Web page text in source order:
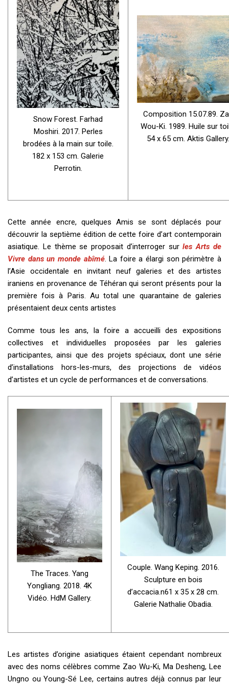
Snow Forest. Farhad
Moshiri. 2017. Perles
brodées à la main sur toile.
182 x 153 cm. Galerie
Perrotin.
Composition 15.07.89.
Wou-Ki. 1989. Huile sur
54 x 65 cm. Aktis Gallery.
Cette année encre, quelques Amis se sont déplacés pour
découvrir la septième édition de cette foire d’art contemporain
asiatique. Le thème se proposait d’interroger surles Arts de
Vivre dans un monde abîmé. La foire a élargi son périmètre à
l’Asie occidentale en invitant neuf galeries et des artistes
iraniens en provenance de Téhéran qui seront présents pour la
première fois à Paris. Au total une quarantaine de galeries
présentaient deux cents artistes
Comme tous les ans, la foire a accueilli des expositions
collectives et individuelles proposées par les galeries
participantes, ainsi que des projets spéciaux, dont une série
d’installations hors-les-murs, des projections de vidéos
d’artistes et un cycle de performances et de conversations.
The Traces. Yang
Yongliang. 2018. 4K
Vidéo. HdM Gallery.
Couple. Wang Keping. 2016.
Sculpture en bois
d’accacia.n61 x 35 x 28 cm.
Galerie Nathalie Obadia.
Les artistes d’origine asiatiques étaient cependant nombreux
avec des noms célèbres comme Zao Wu-Ki, Ma Desheng, Lee
Ungno ou Young-Sé Lee, certains autres déjà connus par leur